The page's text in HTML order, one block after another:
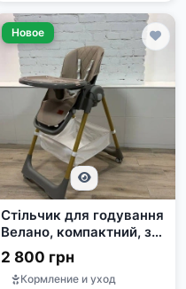
Новое
Стільчик для годування
Велано, компактний, з
лежачим положенням
2 800 грн
Кормление и уход